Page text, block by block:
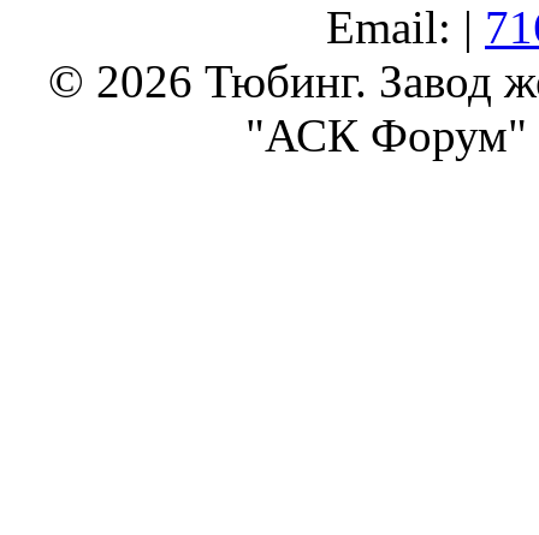
Email: |
© 2026 Тюбинг. Завод
"АСК Форум"